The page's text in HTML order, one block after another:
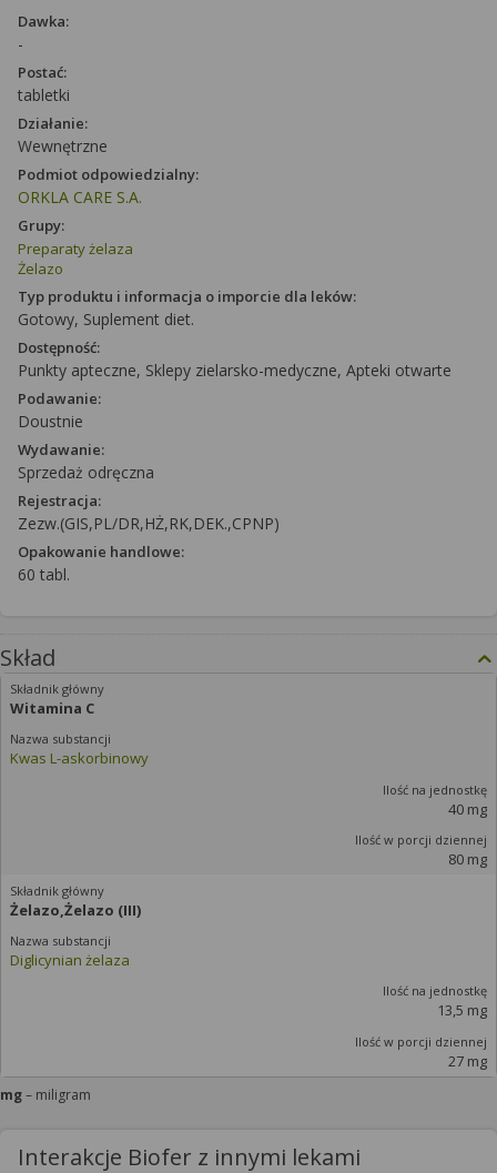
Dawka:
-
Postać:
tabletki
Działanie:
Wewnętrzne
Podmiot odpowiedzialny:
ORKLA CARE S.A.
Grupy:
Preparaty żelaza
Żelazo
Typ produktu i informacja o imporcie dla leków:
Gotowy, Suplement diet.
Dostępność:
Punkty apteczne, Sklepy zielarsko-medyczne, Apteki otwarte
Podawanie:
Doustnie
Wydawanie:
Sprzedaż odręczna
Rejestracja:
Zezw.(GIS,PL/DR,HŻ,RK,DEK.,CPNP)
Opakowanie handlowe:
60 tabl.
Skład
Witamina C
Kwas L-askorbinowy
40 mg
80 mg
Żelazo,Żelazo (III)
Diglicynian żelaza
13,5 mg
27 mg
mg– miligram
Interakcje Biofer z innymi lekami